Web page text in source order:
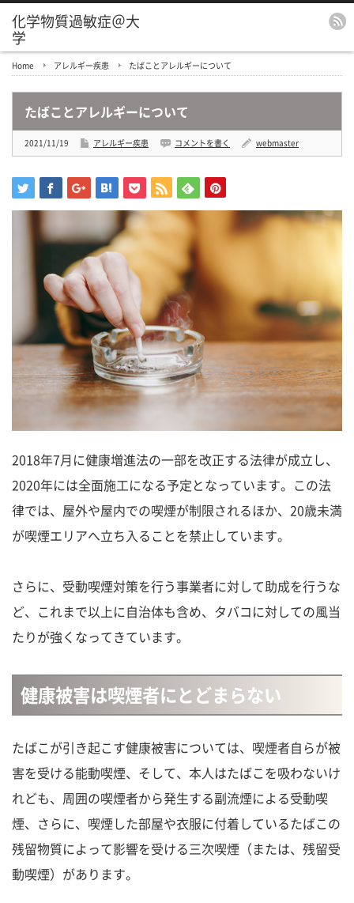
化学物質過敏症＠大
学
Home アレルギー疾患 たばことアレルギーについて
たばことアレルギーについて
2021/11/19 アレルギー疾患 コメントを書く webmaster
2018年7月に健康増進法の一部を改正する法律が成立し、
2020年には全面施工になる予定となっています。この法
律では、屋外や屋内での喫煙が制限されるほか、20歳未満
が喫煙エリアへ立ち入ることを禁止しています。
さらに、受動喫煙対策を行う事業者に対して助成を行うな
ど、これまで以上に自治体も含め、タバコに対しての風当
たりが強くなってきています。
健康被害は喫煙者にとどまらない
たばこが引き起こす健康被害については、喫煙者自らが被
害を受ける能動喫煙、そして、本人はたばこを吸わないけ
れども、周囲の喫煙者から発生する副流煙による受動喫
煙、さらに、喫煙した部屋や衣服に付着しているたばこの
残留物質によって影響を受ける三次喫煙（または、残留受
動喫煙）があります。